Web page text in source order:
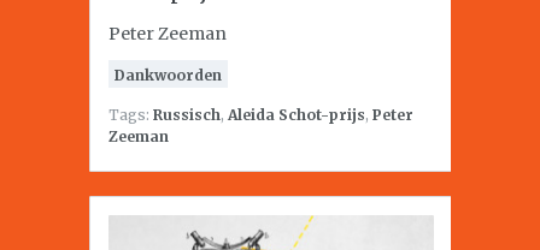
Peter Zeeman
Dankwoorden
Tags: Russisch, Aleida Schot-prijs, Peter
Zeeman